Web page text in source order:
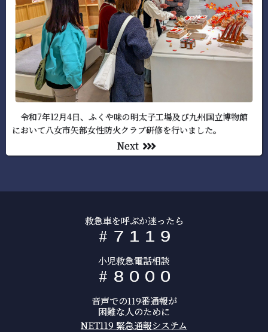
令和7年12月4日、ふくや味の明太子工場及び九州国立博物館
において八女市矢部女性防火クラブ研修を行いました。
Next rightrightright
救急車を呼ぶか迷ったら
# 7 1 1 9
小児救急電話相談
# 8 0 0 0
音声での119番通報が
困難な人のために
NET119 緊急通報システム